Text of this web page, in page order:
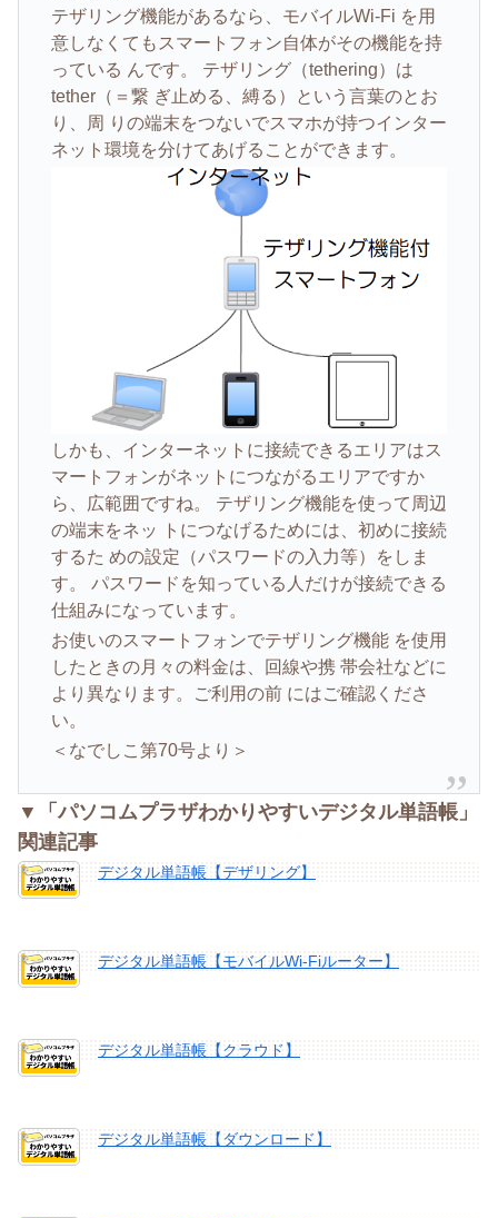
テザリング機能があるなら、モバイルWi-Fi を用
意しなくてもスマートフォン自体がその機能を持
っている んです。 テザリング（tethering）は
tether（＝繋 ぎ止める、縛る）という言葉のとお
り、周 りの端末をつないでスマホが持つインター
ネット環境を分けてあげることができます。
しかも、インターネットに接続できるエリアはス
マートフォンがネットにつながるエリアですか
ら、広範囲ですね。 テザリング機能を使って周辺
の端末をネッ トにつなげるためには、初めに接続
するた めの設定（パスワードの入力等）をしま
す。 パスワードを知っている人だけが接続できる
仕組みになっています。
お使いのスマートフォンでテザリング機能 を使用
したときの月々の料金は、回線や携 帯会社などに
より異なります。ご利用の前 にはご確認くださ
い。
＜なでしこ第70号より＞
▼「パソコムプラザわかりやすいデジタル単語帳」
関連記事
デジタル単語帳【デザリング】
デジタル単語帳【モバイルWi-Fiルーター】
デジタル単語帳【クラウド】
デジタル単語帳【ダウンロード】